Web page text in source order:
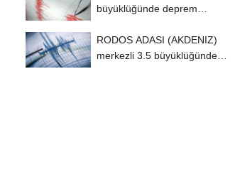
büyüklüğünde deprem
RODOS ADASI (AKDENIZ)
merkezli 3.5 büyüklüğünde